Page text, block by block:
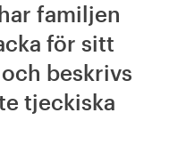
familjen
för sitt
beskrivs
tjeckiska